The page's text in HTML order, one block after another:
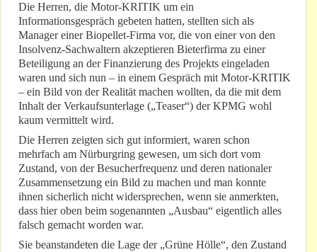
Die Herren, die Motor-KRITIK um ein
Informationsgespräch gebeten hatten, stellten sich als
Manager einer Biopellet-Firma vor, die von einer von den
Insolvenz-Sachwaltern akzeptieren Bieterfirma zu einer
Beteiligung an der Finanzierung des Projekts eingeladen
waren und sich nun – in einem Gespräch mit Motor-KRITIK
– ein Bild von der Realität machen wollten, da die mit dem
Inhalt der Verkaufsunterlage („Teaser“) der KPMG wohl
kaum vermittelt wird.
Die Herren zeigten sich gut informiert, waren schon
mehrfach am Nürburgring gewesen, um sich dort vom
Zustand, von der Besucherfrequenz und deren nationaler
Zusammensetzung ein Bild zu machen und man konnte
ihnen sicherlich nicht widersprechen, wenn sie anmerkten,
dass hier oben beim sogenannten „Ausbau“ eigentlich alles
falsch gemacht worden war.
Sie beanstandeten die Lage der „Grüne Hölle“, den Zustand